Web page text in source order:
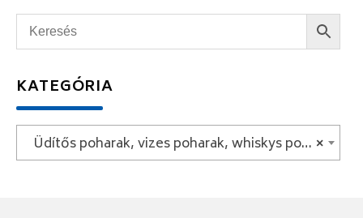
KATEGÓRIA
×
Üdítős poharak, vizes poharak, whiskys poharak